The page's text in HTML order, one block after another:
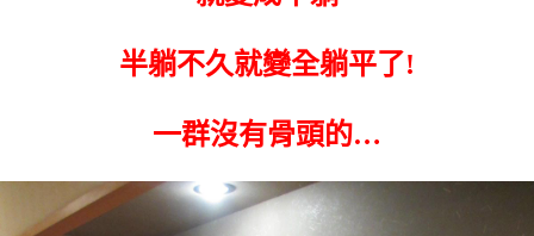
半躺不久就變全躺平了!
一群沒有骨頭的…